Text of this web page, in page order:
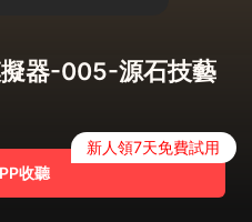
器-005-源石技藝
收聽
新人領7天免費試用